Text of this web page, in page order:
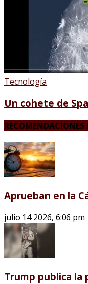
Tecnología
Un cohete de
RECOMENDACIONES
Aprueban en la
julio 14 2026, 6:06 pm
Trump publica